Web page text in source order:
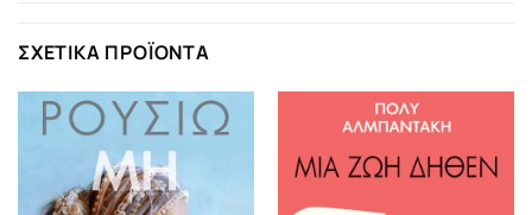
ΣΧΕΤΙΚΆ ΠΡΟΪΌΝΤΑ